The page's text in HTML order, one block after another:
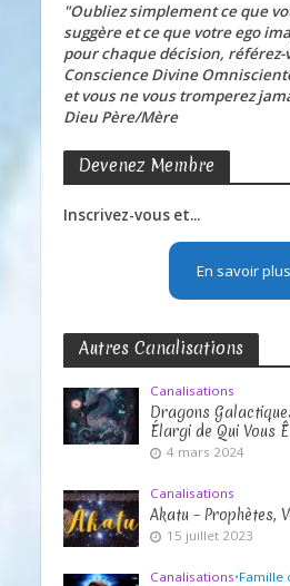
"Oubliez simplement ce que
suggère et ce que votre ego
pour chaque décision, référez-
Conscience Divine
et vous ne vous tromperez
Dieu Père/Mère
Devenez Membre
Inscrivez-vous et...
En savoir plus
Autres Canalisations
Canalisations
Dragons
Élargi de Qui Vous
4 mars 2024
Canalisations
Akatu – Prophètes,
15 juillet 2023
Canalisations•Famille